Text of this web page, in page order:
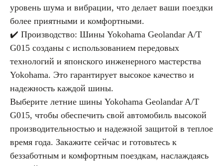
уровень шума и вибрации, что делает ваши поездки
более приятными и комфортными.
✔️ Производство: Шины Yokohama Geolandar A/T
G015 созданы с использованием передовых
технологий и японского инженерного мастерства
Yokohama. Это гарантирует высокое качество и
надежность каждой шины.
Выберите летние шины Yokohama Geolandar A/T
G015, чтобы обеспечить свой автомобиль высокой
производительностью и надежной защитой в теплое
время года. Закажите сейчас и готовьтесь к
беззаботным и комфортным поездкам, наслаждаясь